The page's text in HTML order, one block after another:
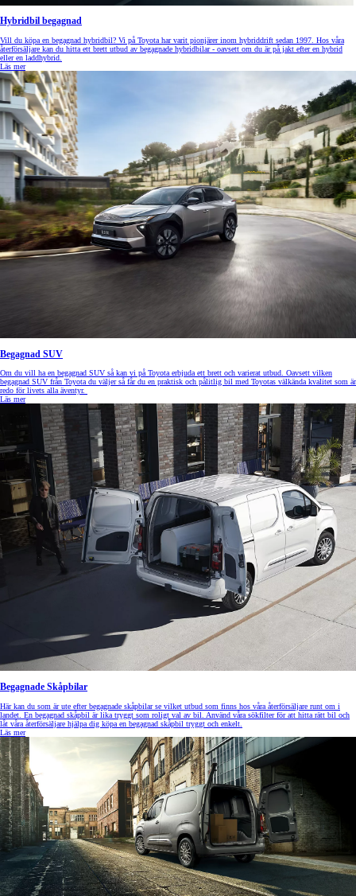
Hybridbil begagnad
Vill du köpa en begagnad hybridbil? Vi på Toyota har varit pionjärer inom hybriddrift sedan 1997. Hos våra
återförsäljare kan du hitta ett brett utbud av begagnade hybridbilar - oavsett om du är på jakt efter en hybrid
eller en laddhybrid.
Läs mer
Begagnad SUV
Om du vill ha en begagnad SUV så kan vi på Toyota erbjuda ett brett och varierat utbud. Oavsett vilken
begagnad SUV från Toyota du väljer så får du en praktisk och pålitlig bil med Toyotas välkända kvalitet som är
redo för livets alla äventyr.
Läs mer
Begagnade Skåpbilar
Här kan du som är ute efter begagnade skåpbilar se vilket utbud som finns hos våra återförsäljare runt om i
landet. En begagnad skåpbil är lika tryggt som roligt val av bil. Använd våra sökfilter för att hitta rätt bil och
låt våra återförsäljare hjälpa dig köpa en begagnad skåpbil tryggt och enkelt.
Läs mer